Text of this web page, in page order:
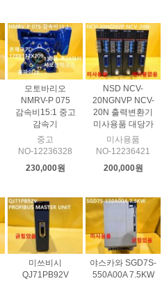
모토바리오
NMRV-P 075
감속비15:1 중고
감속기
중고
NO-12236328
230,000원
NSD NCV-
20NGNVP NCV-
20N 출력변환기
미사용품 대당가
미사용품
NO-12236421
200,000원
미쓰비시
QJ71PB92V
야스카와 SGD7S-
550A00A 7.5KW